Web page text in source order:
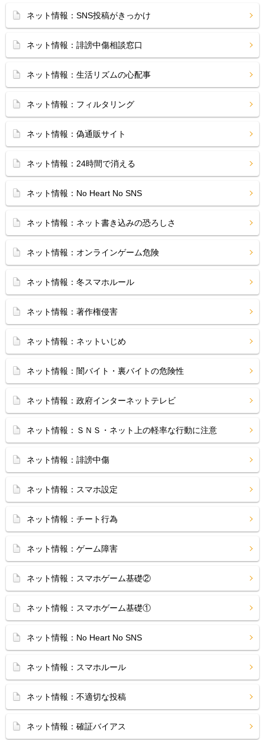
ネット情報：SNS投稿がきっかけ
ネット情報：誹謗中傷相談窓口
ネット情報：生活リズムの心配事
ネット情報：フィルタリング
ネット情報：偽通販サイト
ネット情報：24時間で消える
ネット情報：No Heart No SNS
ネット情報：ネット書き込みの恐ろしさ
ネット情報：オンラインゲーム危険
ネット情報：冬スマホルール
ネット情報：著作権侵害
ネット情報：ネットいじめ
ネット情報：闇バイト・裏バイトの危険性
ネット情報：政府インターネットテレビ
ネット情報：ＳＮＳ・ネット上の軽率な行動に注意
ネット情報：誹謗中傷
ネット情報：スマホ設定
ネット情報：チート行為
ネット情報：ゲーム障害
ネット情報：スマホゲーム基礎②
ネット情報：スマホゲーム基礎①
ネット情報：No Heart No SNS
ネット情報：スマホルール
ネット情報：不適切な投稿
ネット情報：確証バイアス